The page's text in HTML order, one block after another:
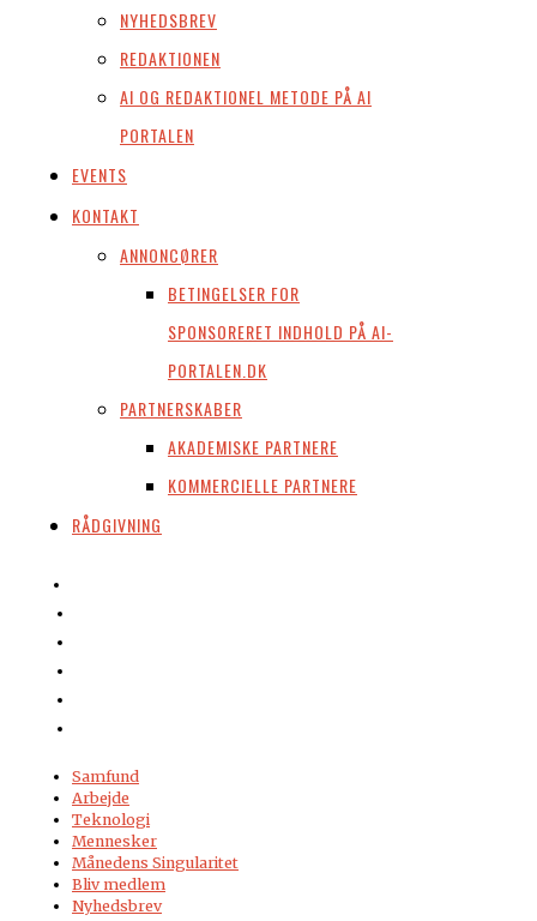
NYHEDSBREV
REDAKTIONEN
AI OG REDAKTIONEL METODE PÅ AI
PORTALEN
EVENTS
KONTAKT
ANNONCØRER
BETINGELSER FOR
SPONSORERET INDHOLD PÅ AI-
PORTALEN.DK
PARTNERSKABER
AKADEMISKE PARTNERE
KOMMERCIELLE PARTNERE
RÅDGIVNING
Samfund
Arbejde
Teknologi
Mennesker
Månedens Singularitet
Bliv medlem
Nyhedsbrev